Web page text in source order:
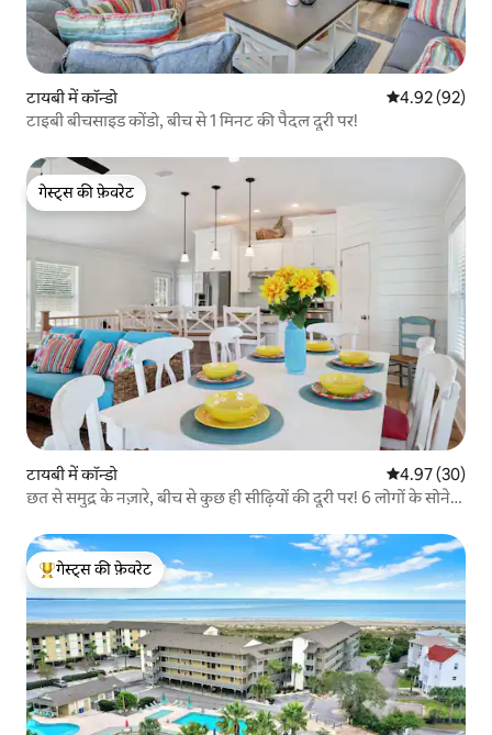
टायबी में कॉन्डो औसत रेटिंग 5 में
4.92 (92)
टाइबी बीचसाइड कोंडो, बीच से 1 मिनट की पैदल दूरी पर!
गेस्ट्स की फ़ेवरेट
गेस्ट्स की फ़ेवरेट
टायबी में कॉन्डो औसत रेटिंग 5 में
4.97 (30)
छत से समुद्र के नज़ारे, बीच से कुछ ही सीढ़ियों की दूरी पर! 6 लोगों के सोने
गेस्ट्स का टॉप फ़ेवरेट
गेस्ट्स की फ़ेवरेट